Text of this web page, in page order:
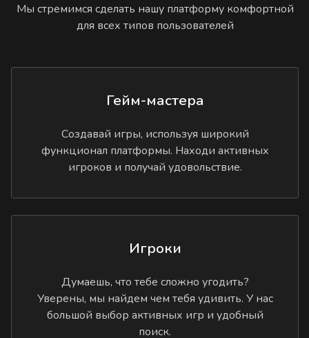
Мы стремимся сделать нашу платформу комфортной
для всех типов пользователей
Гейм-мастера
Создавай игры, используя широкий
функционал платформы. Находи активных
игроков и получай удовольствие.
Игроки
Думаешь, что тебе сложно угодить?
Уверены, мы найдем чем тебя удивить. У нас
большой выбор активных игр и удобный
поиск.